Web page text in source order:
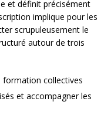
et définit précisément
implique pour les
scrupuleusement le
autour de trois
formation collectives
et accompagner les